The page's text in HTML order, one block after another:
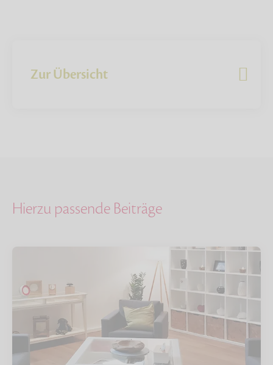
Zur Übersicht
Hierzu passende Beiträge